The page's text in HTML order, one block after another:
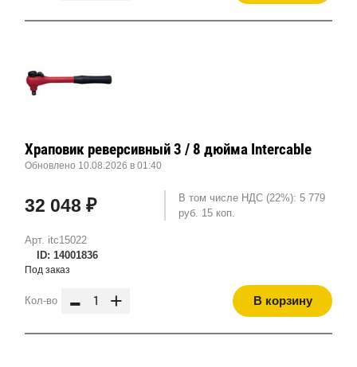
Арт. itc15022
ID: 14001836
Храповик реверсивный 3 / 8 дюйма Intercable
Обновлено 10.08.2026 в 01:40
32 048 ₽
В том числе НДС (22%): 5 779
руб. 15 коп.
Под заказ
Кол-во - + В корзину